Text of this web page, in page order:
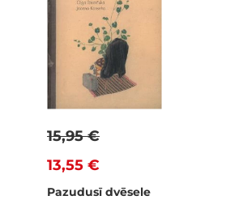
13,55 €
15,95 €
Pazudusī dvēsele